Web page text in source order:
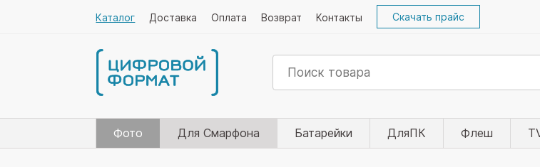
Каталог Доставка Оплата Возврат Контакты Скачать прайс
Фото Для Смарфона Батарейки ДляПК Флеш